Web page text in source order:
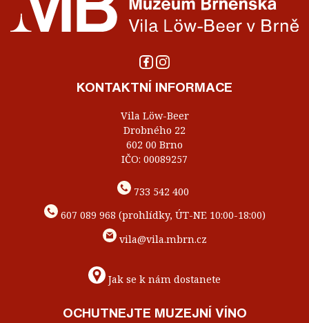
KONTAKTNÍ INFORMACE
Vila Löw-Beer
Drobného 22
602 00 Brno
IČO: 00089257
733 542 400
607 089 968 (prohlídky, ÚT-NE 10:00-18:00)
vila@vila.mbrn.cz
Jak se k nám dostanete
OCHUTNEJTE MUZEJNÍ VÍNO